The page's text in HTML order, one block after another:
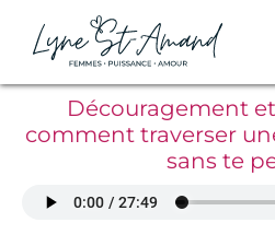
Découragement
comment traverser
sans te